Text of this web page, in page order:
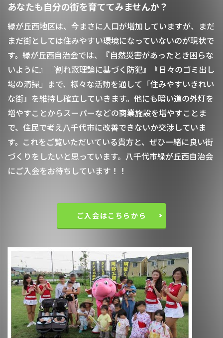
あなたも自分の街を育ててみませんか？
緑が丘西地区は、今まさに人口が増加していますが、まだ
まだ街としては住みやすい環境になっていないのが現状で
す。緑が丘西自治会では、『自然災害があったとき困らな
いように』『割れ窓理論に基づく防犯』『日々のゴミ出し
場の清掃』まで、様々な活動を通して「住みやすいきれい
な街」を維持し確立していきます。他にも暗い道の外灯を
増やすことからスーパーなどの商業施設を増やすことま
で、住民で考え八千代市に改善できないか交渉していま
す。これをご覧いただいている貴方と、ぜひ一緒に良い街
づくりをしたいと思っています。八千代市緑が丘西自治会
にご入会をお待ちしています！！
ご入会はこちらから